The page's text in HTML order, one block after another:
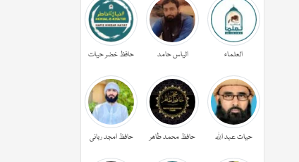
العلماء الیاس حامد حافظ خضر حیات
حیات عبد اللہ حافظ محمد طاھر حافظ امجد ربانی